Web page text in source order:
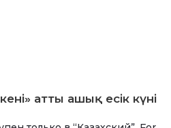
атты ашық есік күні